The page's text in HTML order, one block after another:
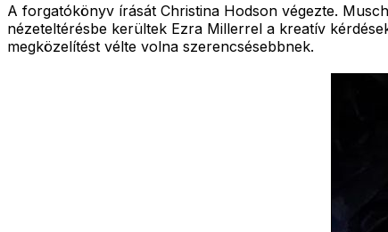
A forgatókönyv írását Christina Hodson végezte.
nézeteltérésbe kerültek Ezra Millerrel a kreatív
megközelítést vélte volna szerencsésebbnek.